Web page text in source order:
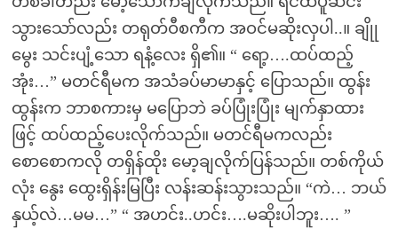
သွားသော်လည်း တရုတ်ဝီစကီက အဝင်မဆိုးလှပါ..။ ချိုု
မွေး သင်းပျံ့သော ရနံ့လေး ရှိ၏။ “ ရော့….ထပ်ထည့်
အုံး…” မတင်ရီမက အသံခပ်မာမာနှင့် ပြောသည်။ ထွန်း
ထွန်းက ဘာစကားမှ မပြောဘဲ ခပ်ပြုံးပြုံး မျက်နှာထား
ဖြင့် ထပ်ထည့်ပေးလိုက်သည်။ မတင်ရီမကလည်း
စောစောကလို တရှိန်ထိုး မော့ချလိုက်ပြန်သည်။ တစ်ကိုယ်
လုံး နွေး ထွေးရှိန်းမြပြီး လန်းဆန်းသွားသည်။ “ကဲ… ဘယ်
နှယ့်လဲ…မမ…” “ အဟင်း..ဟင်း….မဆိုးပါဘူး…. ”